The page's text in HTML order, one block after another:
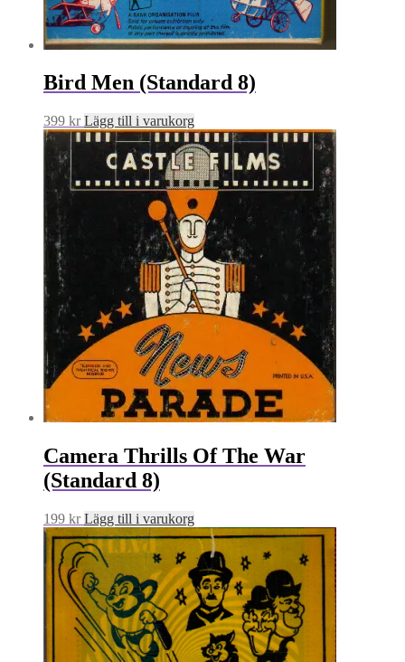
Bird Men (Standard 8)
399 kr Lägg till i varukorg
Camera Thrills Of The War
(Standard 8)
199 kr Lägg till i varukorg